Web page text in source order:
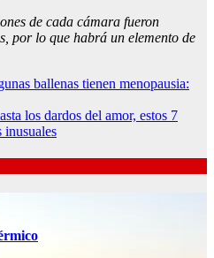
de cada cámara fueron
por lo que habrá un elemento de
ballenas tienen menopausia:
los dardos del amor, estos 7
inusuales